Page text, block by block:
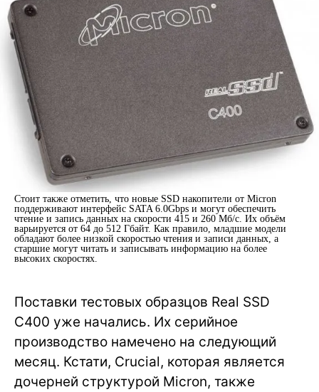
Стоит также отметить, что новые SSD накопители от Micron
поддерживают интерфейс SATA 6.0Gbps и могут обеспечить
чтение и запись данных на скорости 415 и 260 Мб/с. Их объём
варьируется от 64 до 512 Гбайт. Как правило, младшие модели
обладают более низкой скоростью чтения и записи данных, а
старшие могут читать и записывать информацию на более
высоких скоростях.
Поставки тестовых образцов Real SSD
C400 уже начались. Их серийное
производство намечено на следующий
месяц. Кстати, Crucial, которая является
дочерней структурой Micron, также